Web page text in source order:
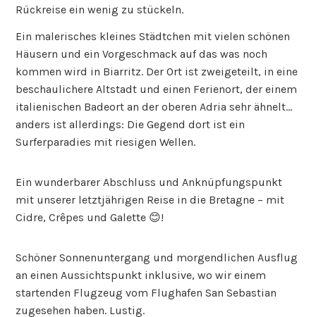
Rückreise ein wenig zu stückeln.
Ein malerisches kleines Städtchen mit vielen schönen
Häusern und ein Vorgeschmack auf das was noch
kommen wird in Biarritz. Der Ort ist zweigeteilt, in eine
beschaulichere Altstadt und einen Ferienort, der einem
italienischen Badeort an der oberen Adria sehr ähnelt…
anders ist allerdings: Die Gegend dort ist ein
Surferparadies mit riesigen Wellen.
Ein wunderbarer Abschluss und Anknüpfungspunkt
mit unserer letztjährigen Reise in die Bretagne – mit
Cidre, Crêpes und Galette 😊!
Schöner Sonnenuntergang und morgendlichen Ausflug
an einen Aussichtspunkt inklusive, wo wir einem
startenden Flugzeug vom Flughafen San Sebastian
zugesehen haben. Lustig.